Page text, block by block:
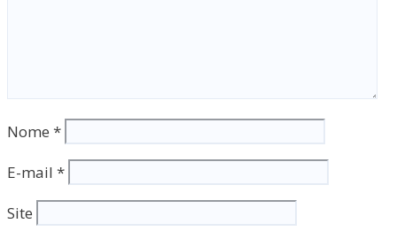
Nome *
E-mail *
Site